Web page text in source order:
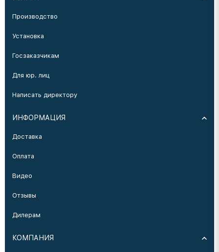
Производство
Установка
Госзаказчикам
Для юр. лиц
Написать директору
ИНФОРМАЦИЯ
Доставка
Оплата
Видео
Отзывы
Дилерам
КОМПАНИЯ